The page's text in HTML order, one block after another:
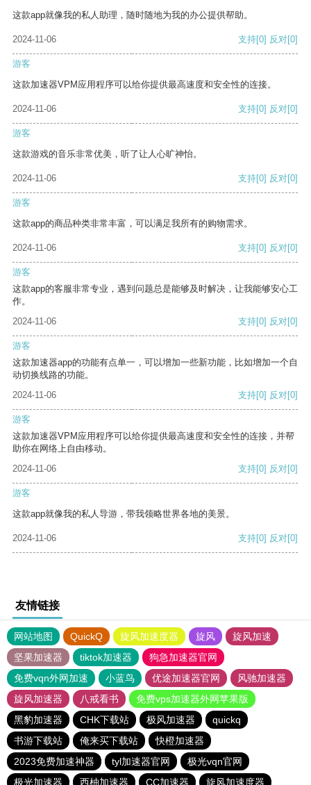
这款app就像我的私人助理，随时随地为我的办公提供帮助。
2024-11-06 支持[0] 反对[0]
游客
这款加速器VPM应用程序可以给你提供最高速度和安全性的连接。
2024-11-06 支持[0] 反对[0]
游客
这款游戏的音乐非常优美，听了让人心旷神怡。
2024-11-06 支持[0] 反对[0]
游客
这款app的商品种类非常丰富，可以满足我所有的购物需求。
2024-11-06 支持[0] 反对[0]
游客
这款app的客服非常专业，遇到问题总是能够及时解决，让我能够安心工
作。
2024-11-06
支持[0] 反对[0]
游客
这款加速器app的功能有点单一，可以增加一些新功能，比如增加一个自
动切换线路的功能。
2024-11-06
支持[0] 反对[0]
游客
这款加速器VPM应用程序可以给你提供最高速度和安全性的连接，并帮
助你在网络上自由移动。
2024-11-06
支持[0] 反对[0]
游客
这款app就像我的私人导游，带我领略世界各地的美景。
2024-11-06 支持[0] 反对[0]
友情链接
网站地图 QuickQ 旋风加速度器 旋风
旋风加速
坚果加速器
tiktok加速器
狗急加速器官网
免费vqn外网加速
小蓝鸟 优途加速器官网
风驰加速器
旋风加速器
八戒看书
免费vps加速器外网苹果版
黑豹加速器
CHK下载站 极风加速器
quickq
书游下载站
俺来买下载站
快橙加速器
2023免费加速神器
tyl加速器官网
极光vqn官网
极光加速器
西柚加速器 CC加速器 旋风加速度器